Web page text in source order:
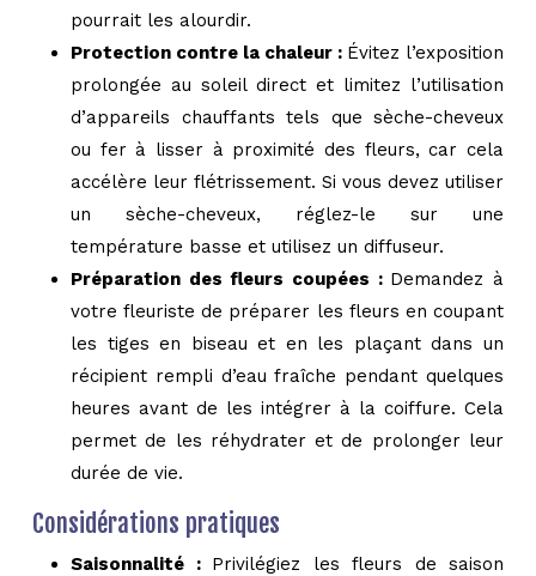
pourrait les alourdir.
Protection contre la chaleur : Évitez l’exposition
prolongée au soleil direct et limitez l’utilisation
d’appareils chauffants tels que sèche-cheveux
ou fer à lisser à proximité des fleurs, car cela
accélère leur flétrissement. Si vous devez utiliser
un sèche-cheveux, réglez-le sur une
température basse et utilisez un diffuseur.
Préparation des fleurs coupées : Demandez à
votre fleuriste de préparer les fleurs en coupant
les tiges en biseau et en les plaçant dans un
récipient rempli d’eau fraîche pendant quelques
heures avant de les intégrer à la coiffure. Cela
permet de les réhydrater et de prolonger leur
durée de vie.
Considérations pratiques
Saisonnalité : Privilégiez les fleurs de saison